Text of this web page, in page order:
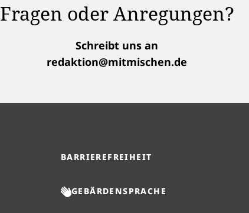
Fragen oder Anregungen?
Schreibt uns an
redaktion@mitmischen.de
BARRIEREFREIHEIT
GEBÄRDENSPRACHE